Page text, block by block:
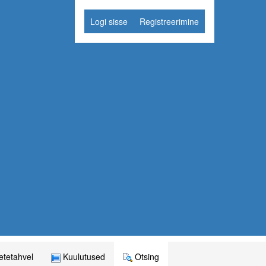
Logi sisse Registreerimine
Kuulutused Otsing